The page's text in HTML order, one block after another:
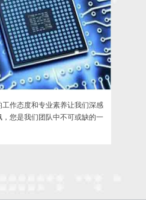
在轻松愉快的环境中，公司买了大量
让办公室变成花园，给人们带来艺术的
工作态度和专业素养让我们深感
，您是我们团队中不可或缺的一